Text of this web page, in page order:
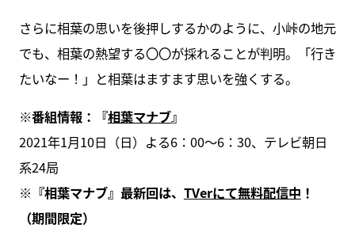
さらに相葉の思いを後押しするかのように、小峠の地元
でも、相葉の熱望する〇〇が採れることが判明。「行き
たいなー！」と相葉はますます思いを強くする。
※番組情報：『相葉マナブ』
2021年1月10日（日）よる6：00～6：30、テレビ朝日
系24局
※『相葉マナブ』最新回は、 TVerにて無料配信中 ！
（期間限定）